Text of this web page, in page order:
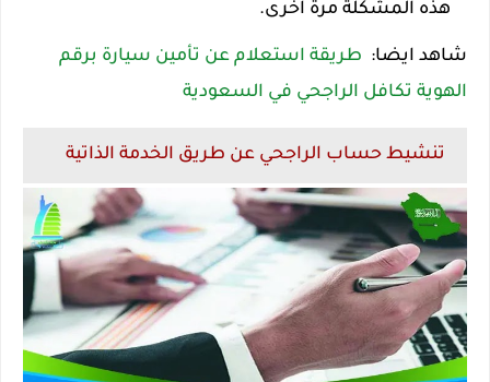
هذه المشكلة مرة اخرى.
شاهد ايضا: طريقة استعلام عن تأمين سيارة برقم
الهوية تكافل الراجحي في السعودية
تنشيط حساب الراجحي عن طريق الخدمة الذاتية